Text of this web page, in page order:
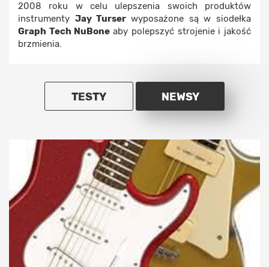
2008 roku w celu ulepszenia swoich produktów
instrumenty Jay Turserwyposażone są w siodełka
Graph Tech NuBoneaby polepszyć strojenie i jakość
brzmienia.
TESTY NEWSY